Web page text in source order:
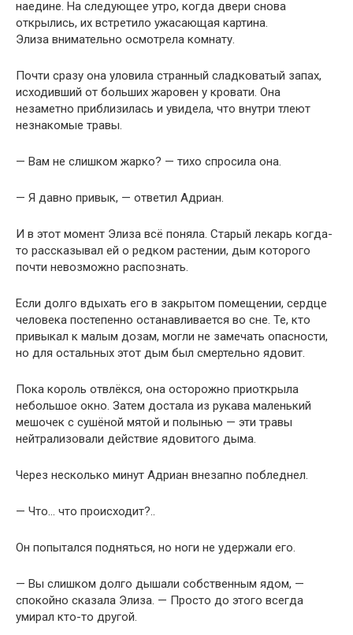
наедине. На следующее утро, когда двери снова
открылись, их встретило ужасающая картина.
Элиза внимательно осмотрела комнату.
Почти сразу она уловила странный сладковатый запах,
исходивший от больших жаровен у кровати. Она
незаметно приблизилась и увидела, что внутри тлеют
незнакомые травы.
— Вам не слишком жарко? — тихо спросила она.
— Я давно привык, — ответил Адриан.
И в этот момент Элиза всё поняла. Старый лекарь когда-
то рассказывал ей о редком растении, дым которого
почти невозможно распознать.
Если долго вдыхать его в закрытом помещении, сердце
человека постепенно останавливается во сне. Те, кто
привыкал к малым дозам, могли не замечать опасности,
но для остальных этот дым был смертельно ядовит.
Пока король отвлёкся, она осторожно приоткрыла
небольшое окно. Затем достала из рукава маленький
мешочек с сушёной мятой и полынью — эти травы
нейтрализовали действие ядовитого дыма.
Через несколько минут Адриан внезапно побледнел.
— Что… что происходит?..
Он попытался подняться, но ноги не удержали его.
— Вы слишком долго дышали собственным ядом, —
спокойно сказала Элиза. — Просто до этого всегда
умирал кто-то другой.